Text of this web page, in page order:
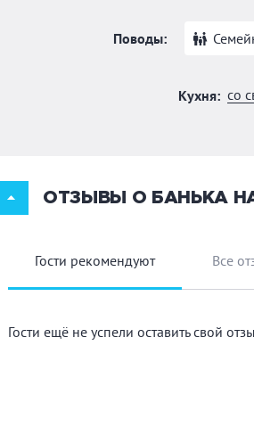
Поводы:
Кухня: со
ОТЗЫВЫ О БАНЬКА
Гости рекомендуют Все
Гости ещё не успели оставить свой